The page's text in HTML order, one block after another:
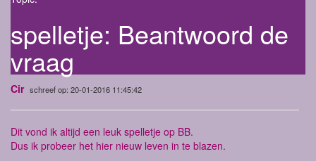
spelletje: Beantwoord de
vraag
Cir schreef op: 20-01-2016 11:45:42
Dit vond ik altijd een leuk spelletje op BB.
Dus ik probeer het hier nieuw leven in te blazen.